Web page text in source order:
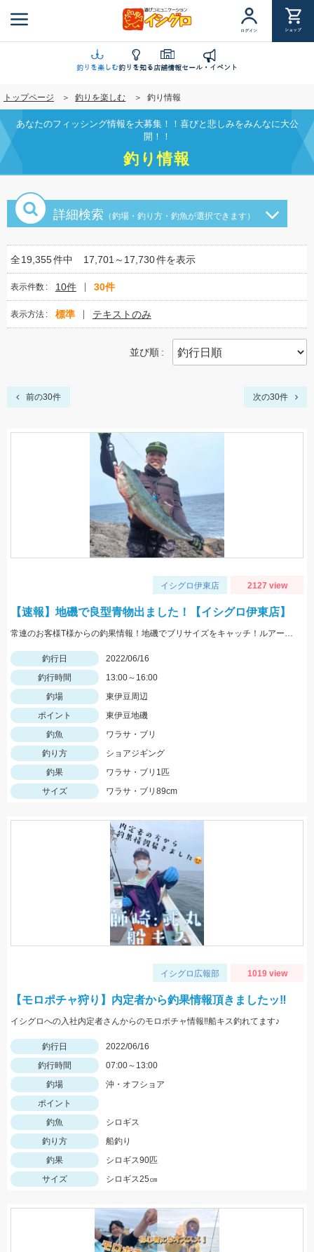
ン
に
移
動
ログイン ショップ
釣りを楽しむ釣りを知る店舗情報セール・イベント
トップページ 釣りを楽しむ 釣り情報
あなたのフィッシング情報を大募集！！喜びと悲しみをみんなに大公
開！！
釣り情報
詳細検索 （釣場・釣り方・釣魚が選択できます）
全19,355件中 17,701～17,730件を表示
表示件数 10件 30件
表示方法 標準 テキストのみ
並び順
前の30件 次の30件
イシグロ伊東店 2127 view
【速報】地磯で良型青物出ました！【イシグロ伊東店】
常連のお客様T様からの釣果情報！地磯でブリサイズをキャッチ！ルアーはヤマリアのリライズS130でした。
釣行日
2022/06/16
釣行時間
13:00～16:00
釣場
東伊豆周辺
ポイント
東伊豆地磯
釣魚
ワラサ・ブリ
釣り方
ショアジギング
釣果
ワラサ・ブリ1匹
サイズ
ワラサ・ブリ89cm
イシグロ広報部 1019 view
【モロポチャ狩り】内定者から釣果情報頂きましたッ‼
イシグロへの入社内定者さんからのモロポチャ情報‼船キス釣れてます♪
釣行日
2022/06/16
釣行時間
07:00～13:00
釣場
沖・オフショア
ポイント
釣魚
シロギス
釣り方
船釣り
釣果
シロギス90匹
サイズ
シロギス25㎝